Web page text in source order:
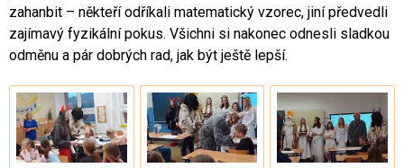
zahanbit – někteří odříkali matematický vzorec, jiní předvedli
zajímavý fyzikální pokus. Všichni si nakonec odnesli sladkou
odměnu a pár dobrých rad, jak být ještě lepší.